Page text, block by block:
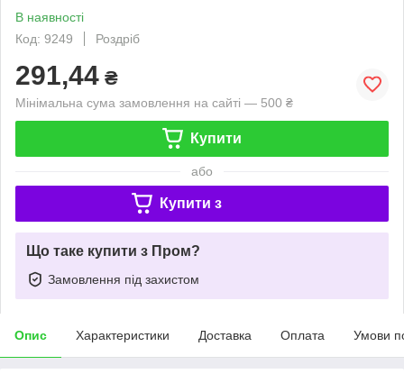
В наявності
Код: 9249
Роздріб
291,44 ₴
Мінімальна сума замовлення на сайті — 500 ₴
Купити
або
Купити з
Що таке купити з Пром?
Замовлення під захистом
Опис Характеристики Доставка Оплата Умови